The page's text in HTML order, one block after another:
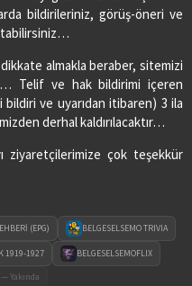
bildirileriniz, görüş-öneri ve
almakla beraber, sitemizi
Telif ve hak bildirimi içeren
ve uyarıdan itibaren) 3 ila
derhal kaldırılacaktır…
ziyaretçilerimize çok teşekkür
(EPG) BELGESELSEMO TRIVIA
1919-1927
BELGESELSEMOFLIX
Yakında